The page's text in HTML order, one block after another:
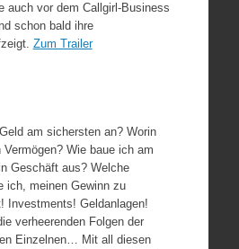
auch vor dem Callgirl-Business
schon bald ihre
Zum Trailer
am sichersten an? Worin
Wie baue ich am
Geschäft aus? Welche
ich, meinen Gewinn zu
Investments! Geldanlagen!
verheerenden Folgen der
Einzelnen… Mit all diesen